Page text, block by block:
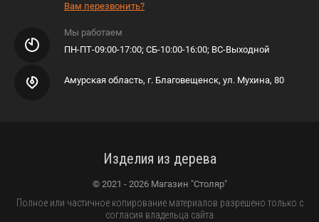
Вам перезвонить?
Мы работаем
ПН-ПТ-09:00-17:00; СБ-10:00-16:00; ВС-Выходной
Амурская область, г. Благовещенск, ул. Мухина, 80
Изделия из дерева
© 2021 - 2026 Магазин "Столяр"
Полное или частичное копирование материалов разрешено только с
согласия владельца сайта